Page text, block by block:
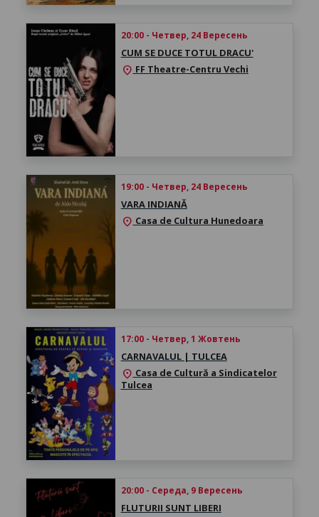
20:00 - Четвер, 24 Вересень
CUM SE DUCE TOTUL DRACU'
location_on FF Theatre-Centru Vechi
19:00 - Четвер, 24 Вересень
VARA INDIANĂ
location_on Casa de Cultura Hunedoara
17:00 - Четвер, 1 Жовтень
CARNAVALUL | TULCEA
location_on Casa de Cultură a Sindicatelor
Tulcea
20:00 - Середа, 9 Вересень
FLUTURII SUNT LIBERI